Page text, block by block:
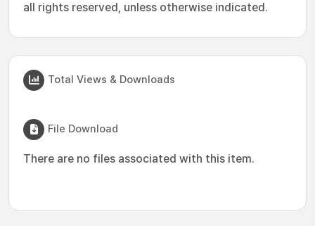
all rights reserved, unless otherwise indicated.
Total Views & Downloads
File Download
There are no files associated with this item.